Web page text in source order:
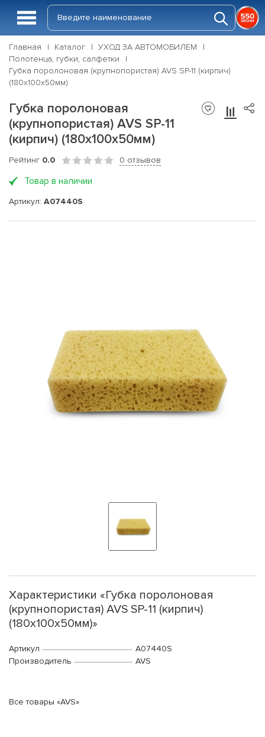
Главная Каталог
УХОД ЗА АВТОМОБИЛЕМ
Полотенца, губки, салфетки
Губка поролоновая (крупнопористая) AVS SP-11 (кирпич)
(180x100x50мм)
Губка поролоновая
(крупнопористая) AVS SP-11
(кирпич) (180x100x50мм)
Рейтинг 0.0 0 отзывов
Товар в наличии
Артикул: A07440S
Характеристики «Губка поролоновая
(крупнопористая) AVS SP-11 (кирпич)
(180x100x50мм)»
Артикул
A07440S
Производитель
AVS
Все товары «AVS»